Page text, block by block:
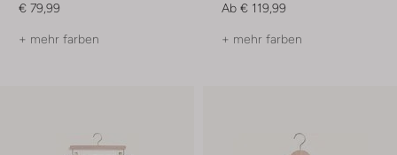
€ 79,99
+ mehr farben
Ab € 119,99
+ mehr farben